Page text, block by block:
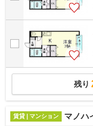
残り
賃貸 | マンション マノハ